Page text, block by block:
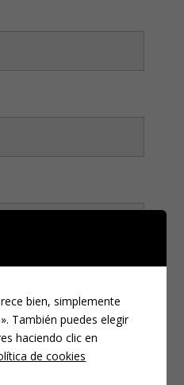
bien, simplemente
También puedes elegir
haciendo clic en
de cookies